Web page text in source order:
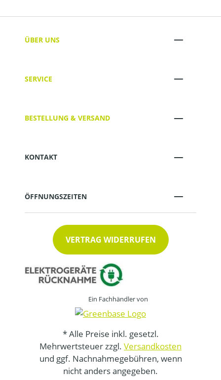
ÜBER UNS
SERVICE
BESTELLUNG & VERSAND
KONTAKT
ÖFFNUNGSZEITEN
VERTRAG WIDERRUFEN
Ein Fachhändler von
* Alle Preise inkl. gesetzl.
Mehrwertsteuer zzgl. Versandkosten
und ggf. Nachnahmegebühren, wenn
nicht anders angegeben.